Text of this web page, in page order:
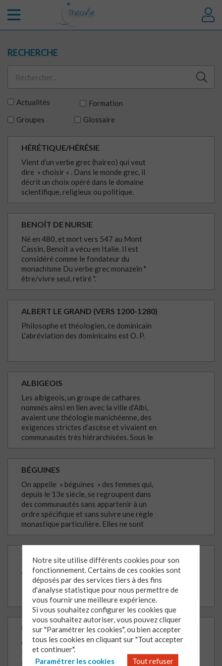
RECHERCHE
Actualités
Formation
Groupes
Glossaire
HÉRÉTIQUE/HÉRÉSIE
Vient d’un verbe grec (haireo) qui veut
dire » choisir « . Dans le monde grec, il
décrit un choix opéré dans le domaine
scientifique, religieux ou politique.
BENOÎT DE NURSIE
Né en 480, et mort vers 547 au Mont
Cassin, Benoît a vécu en Italie. Il est
considéré comme le fondateur du
monachisme Du verbe grec monazeïn "
être/vivre seul, retiré ".
ALBERT LE GRAND (VERS 1200-1280)
Philosophe et théologien, ce dominicain
L'abréviation des dominicains est O. P.
ALBIGEOIS
Les albigeois, un groupe de cathares
nommés ainsi en lien avec la ville d’Albi,
avaient une théologie manichéenne, des
exigences strictes d’ascèse et vivaient en
communautés très hiérarchisées. Sous le
pape Innocent III, qui a appelé à la
croisade contre les albigeois, ils seront
persécutés et exterminés .
BÉGUINES
On appelle » béguines » des femmes qui,
depuis le 13e siècle, se regroupent dans
des communautés sans appartenir à un
ordre spécifique et sans suivre une règle
monastique particulière. Elles ne sont
donc pas considérées comme religieuses
par les autorités ecclésiastiques.
TAULER
Approfondir la vie intérieure
UNE NUÉE DE TÉMOINS 1
Ce module propose un parcours de
l'histoire de l'Eglise, de l'Antiquité au 16e
siècle, à travers la vie et l'oeuvre de huit
Notre site utilise différents cookies pour son
fonctionnement. Certains de ces cookies sont
déposés par des services tiers à des fins
d'analyse statistique pour nous permettre de
vous fournir une meilleure expérience.
Si vous souhaitez configurer les cookies que
vous souhaitez autoriser, vous pouvez cliquer
sur "Paramétrer les cookies", ou bien accepter
tous les cookies en cliquant sur "Tout accepter
et continuer".
Paramétrer les cookies
Tout refuser